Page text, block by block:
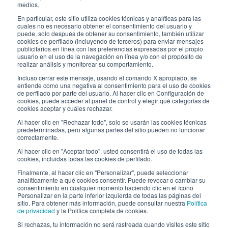
medios.
En particular, este sitio utiliza cookies técnicas y analíticas para las
cuales no es necesario obtener el consentimiento del usuario y
puede, solo después de obtener su consentimiento, también utilizar
cookies de perfilado (incluyendo de terceros) para enviar mensajes
publicitarios en línea con las preferencias expresadas por el propio
usuario en el uso de la navegación en línea y/o con el propósito de
realizar análisis y monitorear su comportamiento.
Incluso cerrar este mensaje, usando el comando X apropiado, se
entiende como una negativa al consentimiento para el uso de cookies
de perfilado por parte del usuario. Al hacer clic en Configuración de
cookies, puede acceder al panel de control y elegir qué categorías de
cookies aceptar y cuáles rechazar.
Al hacer clic en "Rechazar todo", solo se usarán las cookies técnicas
predeterminadas, pero algunas partes del sitio pueden no funcionar
correctamente.
Al hacer clic en "Aceptar todo", usted consentirá el uso de todas las
cookies, incluidas todas las cookies de perfilado.
Finalmente, al hacer clic en "Personalizar", puede seleccionar
analíticamente a qué cookies consentir. Puede revocar o cambiar su
consentimiento en cualquier momento haciendo clic en el ícono
Personalizar en la parte inferior izquierda de todas las páginas del
sitio. Para obtener más información, puede consultar nuestra Política
de privacidad y la Política completa de cookies.
Si rechazas, tu información no será rastreada cuando visites este sitio
Subscríbete a nuestro boletín
Trabaja con nosotros
Los envases de Interfluid
Proyecto de transformación digital
MANT É GASE AL D ÍA
© 2026 Interfluid srl • Tutti i diritti riservati